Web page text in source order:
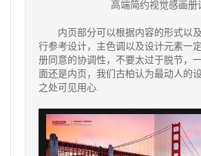
高端简约视觉感画册
内页部分可以根据内容的形式以
行参考设计，主色调以及设计元素一
册同意的协调性，不要太过于脱节，
面还是内页，我们古柏认为最动人的
之处可见用心.